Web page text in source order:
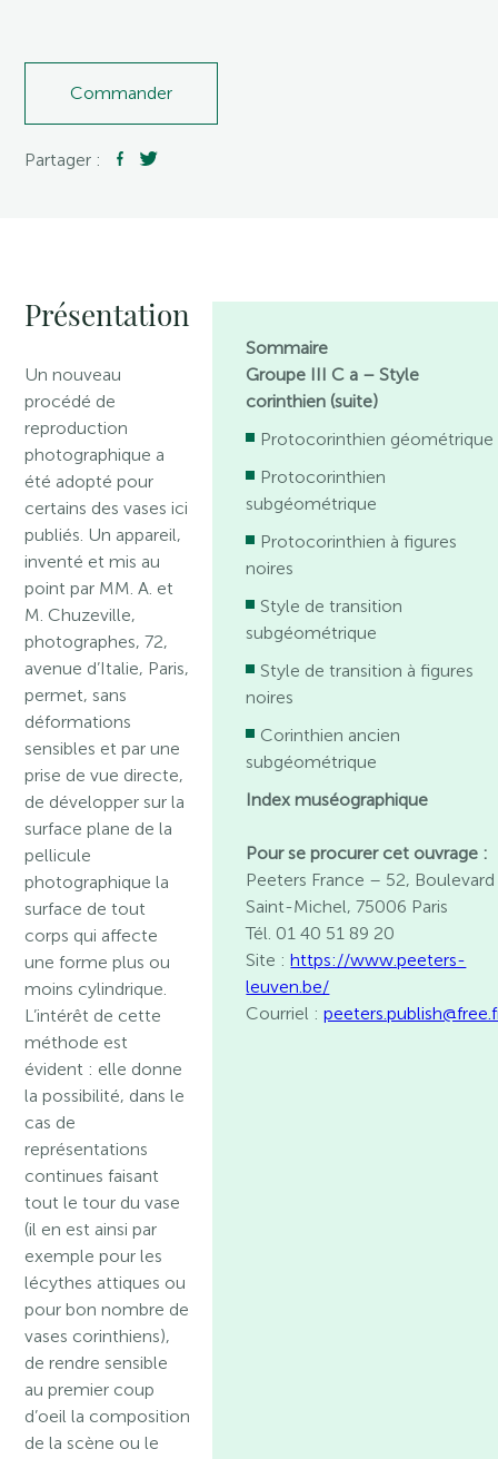
Commander
Partager :
Présentation
Un nouveau
procédé de
reproduction
photographique a
été adopté pour
certains des vases ici
publiés. Un appareil,
inventé et mis au
point par MM. A. et
M. Chuzeville,
photographes, 72,
avenue d’Italie, Paris,
permet, sans
déformations
sensibles et par une
prise de vue directe,
de développer sur la
surface plane de la
pellicule
photographique la
surface de tout
corps qui affecte
une forme plus ou
moins cylindrique.
L’intérêt de cette
méthode est
évident : elle donne
la possibilité, dans le
cas de
représentations
continues faisant
tout le tour du vase
(il en est ainsi par
exemple pour les
lécythes attiques ou
pour bon nombre de
vases corinthiens),
de rendre sensible
au premier coup
d’oeil la composition
de la scène ou le
Sommaire
Groupe III C a – Style
corinthien (suite)
Protocorinthien géométrique
Protocorinthien
subgéométrique
Protocorinthien à figures
noires
Style de transition
subgéométrique
Style de transition à figures
noires
Corinthien ancien
subgéométrique
Index muséographique
Pour se procurer cet ouvrage :
Peeters France – 52, Boulevard
Saint-Michel, 75006 Paris
Tél. 01 40 51 89 20
Site :https://www.peeters-
leuven.be/
Courriel :